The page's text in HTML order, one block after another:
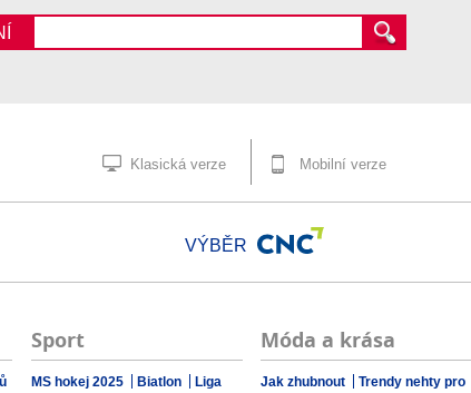
Klasická verze Mobilní verze
VÝBĚR
Sport
MS hokej 2025 Biatlon
Liga
Móda a krása
Jak zhubnout
Trendy nehty pro